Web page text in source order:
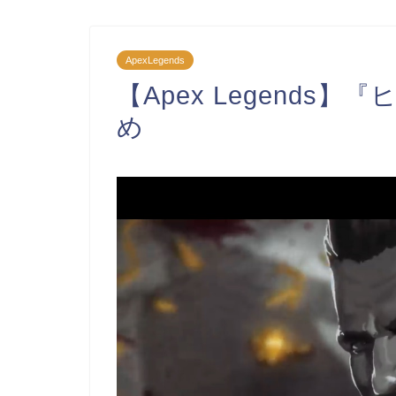
ApexLegends
【Apex Legends】『
め